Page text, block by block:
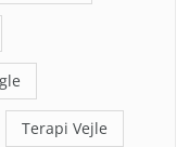
Terapi Vejle